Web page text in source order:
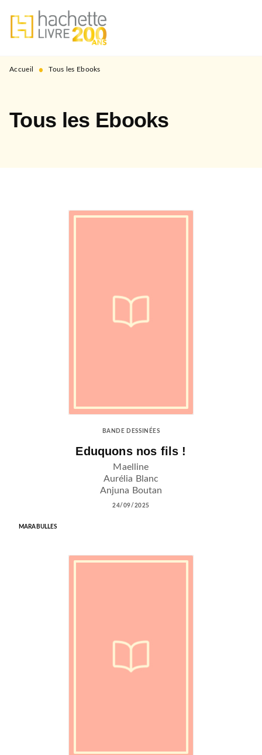
MENU RECHERCHE
PIED DE PAGE
Accueil • Tous les Ebooks
Tous les Ebooks
BANDE DESSINÉES
Eduquons nos fils !
Maelline
Aurélia Blanc
Anjuna Boutan
24/09/2025
MARABULLES